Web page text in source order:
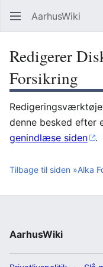
AarhusWiki
Redigerer
Forsikring
denne besked efter
genindlæse siden
.
Tilbage til siden »Alka
AarhusWiki